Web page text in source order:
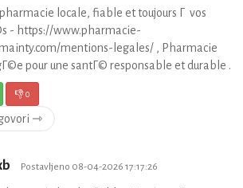
locale, fiable et toujours Г vos
- https://www.pharmacie-
mentions-legales/ , Pharmacie
pour une santГ© responsable et durable .
👎0
⇾
Postavljeno 08-04-2026 17:17:26